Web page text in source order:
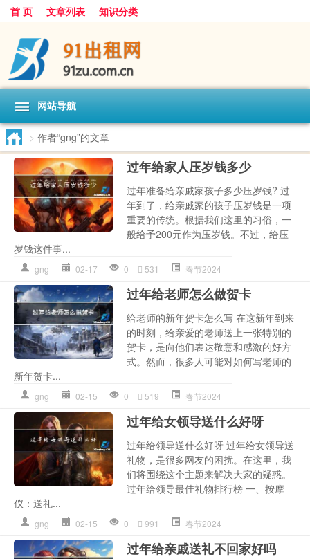
首 页 文章列表 知识分类
网站导航
> 作者“gng”的文章
过年给家人压岁钱多少
过年准备给亲戚家孩子多少压岁钱? 过
年到了，给亲戚家的孩子压岁钱是一项
重要的传统。根据我们这里的习俗，一
般给予200元作为压岁钱。不过，给压
岁钱这件事...
gng 02-17 0 531 春节2024
过年给老师怎么做贺卡
给老师的新年贺卡怎么写 在这新年到来
的时刻，给亲爱的老师送上一张特别的
贺卡，是向他们表达敬意和感激的好方
式。然而，很多人可能对如何写老师的
新年贺卡...
gng 02-15 0 519 春节2024
过年给女领导送什么好呀
过年给领导送什么好呀 过年给女领导送
礼物，是很多网友的困扰。在这里，我
们将围绕这个主题来解决大家的疑惑。
过年给领导最佳礼物排行榜 一、按摩
仪：送礼...
gng 02-15 0 991 春节2024
过年给亲戚送礼不回家好吗